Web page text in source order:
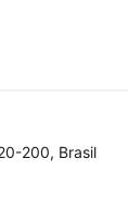
200, Brasil